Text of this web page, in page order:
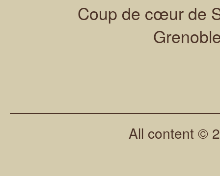
Coup de cœur de
All content ©